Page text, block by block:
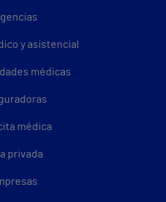
y asistencial
médicas
médica
privada